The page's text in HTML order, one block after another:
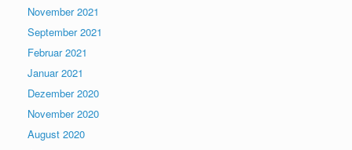
November 2021
September 2021
Februar 2021
Januar 2021
Dezember 2020
November 2020
August 2020